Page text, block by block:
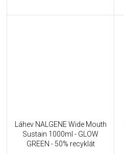
Láhev NALGENE Wide Mouth
Sustain 1000ml - GLOW
GREEN - 50% recyklát